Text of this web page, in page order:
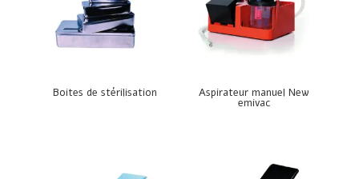
Boites de stérilisation Aspirateur manuel New
emivac